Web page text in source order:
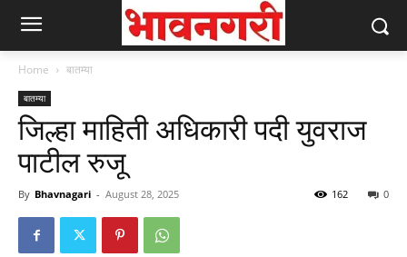
Home बातम्या
बातम्या
जिल्हा माहिती अधिकारी पदी युवराज
पाटील रुजू
By Bhavnagari - August 28, 2025 0
162